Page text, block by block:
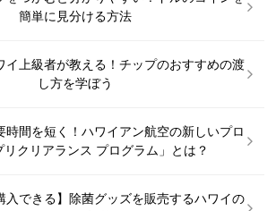
簡単に見分ける方法
イ上級者が教える！チップのおすすめの渡
し方を学ぼう
時間を短く！ハワイアン航空の新しいプロ
リクリアランス プログラム」とは？
入できる】除菌グッズを販売するハワイの